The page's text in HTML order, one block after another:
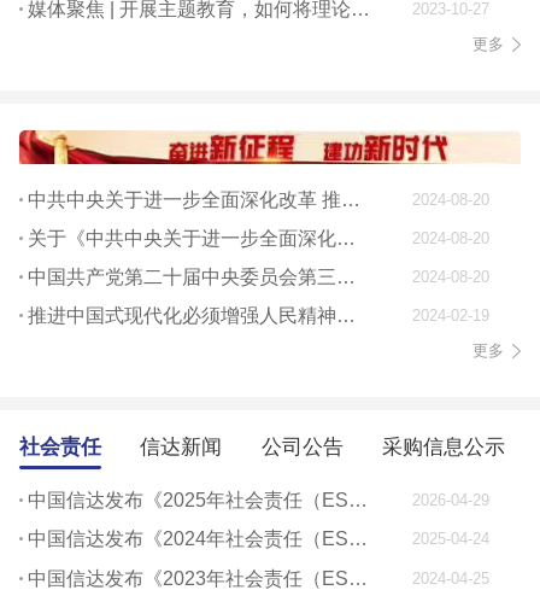
媒体聚焦 | 开展主题教育，如何将理论学习贯穿始终
2023-10-27
更多
中共中央关于进一步全面深化改革 推进中国式现代化的决定 2024-08-20
关于《中共中央关于进一步全面深化改革、 推进中国式现代化的决定》的说明 2024-08-20
中国共产党第二十届中央委员会第三次全体会议公报 2024-08-20
推进中国式现代化必须增强人民精神力量
2024-02-19
更多
社会责任 信达新闻 公司公告 采购信息公示
中国信达发布《2025年社会责任（ESG）报告》 2026-04-29
中国信达发布《2024年社会责任（ESG）报告》 2025-04-24
中国信达发布《2023年社会责任（ESG）报告》 2024-04-25